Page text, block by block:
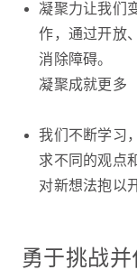
凝聚力让我们
作，通过开放
消除障碍。
凝聚成就更多
我们不断学习
求不同的观点
对新想法抱以
勇于挑战